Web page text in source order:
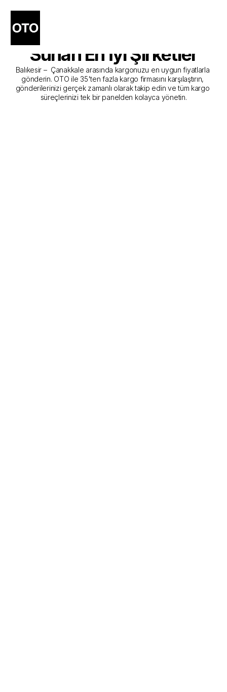
Balıkesir - Çanakkale
Kargo Gönderim Hizmeti
Sunan En İyi Şirketler
Balıkesir –  Çanakkale arasında kargonuzu en uygun fiyatlarla
gönderin. OTO ile 35'ten fazla kargo firmasını karşılaştırın,
gönderilerinizi gerçek zamanlı olarak takip edin ve tüm kargo
süreçlerinizi tek bir panelden kolayca yönetin.